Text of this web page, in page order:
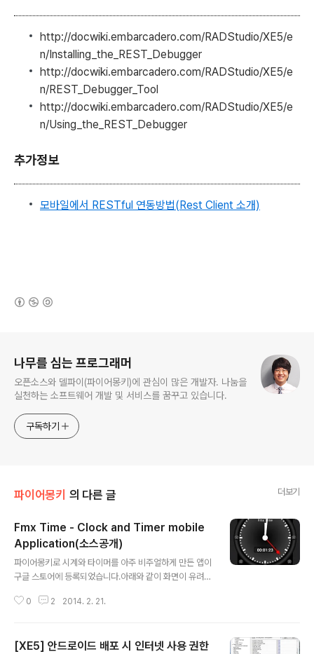
http://docwiki.embarcadero.com/RADStudio/XE5/e
n/Installing_the_REST_Debugger
http://docwiki.embarcadero.com/RADStudio/XE5/e
n/REST_Debugger_Tool
http://docwiki.embarcadero.com/RADStudio/XE5/e
n/Using_the_REST_Debugger
추가정보
모바일에서 RESTful 연동방법(Rest Client 소개)
나무를 심는 프로그래머
오픈소스와 델파이(파이어몽키)에 관심이 많은 개발자. 나눔을
실천하는 소프트웨어 개발 및 서비스를 꿈꾸고 있습니다.
구독하기
파이어몽키 의 다른 글 더보기
Fmx Time - Clock and Timer mobile
Application(소스공개)
파이어몽키로 시계와 타이머를 아주 비주얼하게 만든 앱이
구글 스토어에 등록되었습니다.아래와 같이 화면이 유려한
nAngle 및 FloatAnimation을 이용해 구성되어 있어 다
66 구글플레이 스토어 확인https://play.google.com/
0 2 2014. 2. 21.
[XE5] 안드로이드 배포 시 인터넷 사용 권한